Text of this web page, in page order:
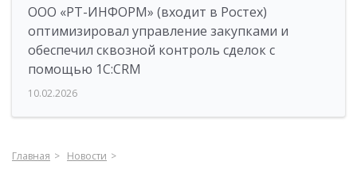
ООО «РТ-ИНФОРМ» (входит в Ростех)
оптимизировал управление закупками и
обеспечил сквозной контроль сделок с
помощью 1С:CRM
10.02.2026
Главная
Новости